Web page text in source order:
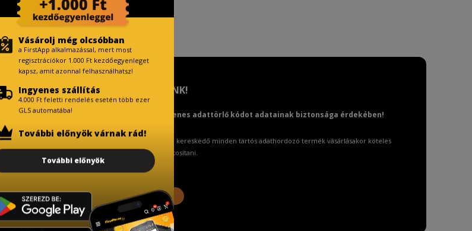
TISZTELT VÁSÁRLÓNK!
Fizetésnél kérje az ingyenes adattörlő kódot adatainak biztonsága érdekében!
A Kormány döntése alapján a kereskedő minden tartós adathordozó termék vásárlásakor köteles
ingyenes adattörlő kódot biztosítani.
További információ
Vásárolj még olcsóbban
a FirstApp alkalmazással, mert most
regisztrációkor 1.000 Ft kezdőegyenleget
kapsz, amit azonnal felhasználhatsz!
Ingyenes szállítás
4.000 Ft feletti rendelés esetén több ezer
GLS automatába!
További előnyök várnak rád!
További előnyök